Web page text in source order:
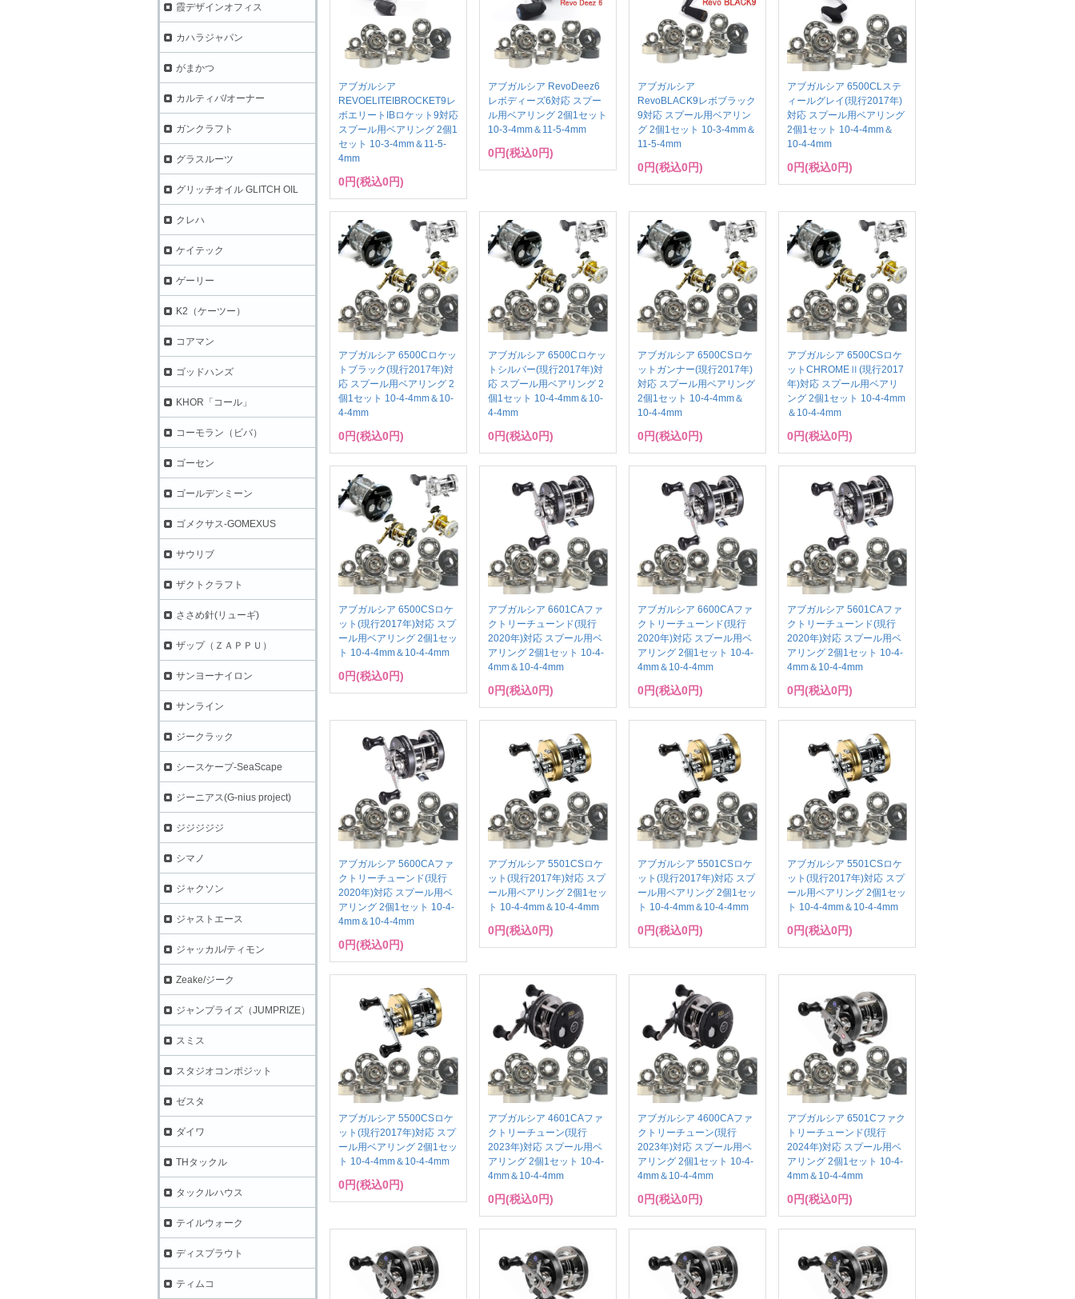
アブガルシア
REVOELITEIBROCKET9レ
ボエリートIBロケット9対応
スプール用ベアリング 2個1
セット 10-3-4mm＆11-5-
4mm
0円(税込0円)
アブガルシア RevoDeez6
レボディーズ6対応 スプー
ル用ベアリング 2個1セット
10-3-4mm＆11-5-4mm
0円(税込0円)
アブガルシア
RevoBLACK9レボブラック
9対応 スプール用ベアリン
グ 2個1セット 10-3-4mm＆
11-5-4mm
0円(税込0円)
アブガルシア 6500CLステ
ィールグレイ(現行2017年)
対応 スプール用ベアリング
2個1セット 10-4-4mm＆
10-4-4mm
0円(税込0円)
アブガルシア 6500Cロケッ
トブラック(現行2017年)対
応 スプール用ベアリング 2
個1セット 10-4-4mm＆10-
4-4mm
0円(税込0円)
アブガルシア 6500Cロケッ
トシルバー(現行2017年)対
応 スプール用ベアリング 2
個1セット 10-4-4mm＆10-
4-4mm
0円(税込0円)
アブガルシア 6500CSロケ
ットガンナー(現行2017年)
対応 スプール用ベアリング
2個1セット 10-4-4mm＆
10-4-4mm
0円(税込0円)
アブガルシア 6500CSロケ
ットCHROMEⅡ(現行2017
年)対応 スプール用ベアリ
ング 2個1セット 10-4-4mm
＆10-4-4mm
0円(税込0円)
アブガルシア 6500CSロケ
ット(現行2017年)対応 スプ
ール用ベアリング 2個1セッ
ト 10-4-4mm＆10-4-4mm
0円(税込0円)
アブガルシア 6601CAファ
クトリーチューンド(現行
2020年)対応 スプール用ベ
アリング 2個1セット 10-4-
4mm＆10-4-4mm
0円(税込0円)
アブガルシア 6600CAファ
クトリーチューンド(現行
2020年)対応 スプール用ベ
アリング 2個1セット 10-4-
4mm＆10-4-4mm
0円(税込0円)
アブガルシア 5601CAファ
クトリーチューンド(現行
2020年)対応 スプール用ベ
アリング 2個1セット 10-4-
4mm＆10-4-4mm
0円(税込0円)
アブガルシア 5600CAファ
クトリーチューンド(現行
2020年)対応 スプール用ベ
アリング 2個1セット 10-4-
4mm＆10-4-4mm
0円(税込0円)
アブガルシア 5501CSロケ
ット(現行2017年)対応 スプ
ール用ベアリング 2個1セッ
ト 10-4-4mm＆10-4-4mm
0円(税込0円)
アブガルシア 5501CSロケ
ット(現行2017年)対応 スプ
ール用ベアリング 2個1セッ
ト 10-4-4mm＆10-4-4mm
0円(税込0円)
アブガルシア 5501CSロケ
ット(現行2017年)対応 スプ
ール用ベアリング 2個1セッ
ト 10-4-4mm＆10-4-4mm
0円(税込0円)
アブガルシア 5500CSロケ
ット(現行2017年)対応 スプ
ール用ベアリング 2個1セッ
ト 10-4-4mm＆10-4-4mm
0円(税込0円)
アブガルシア 4601CAファ
クトリーチューン(現行
2023年)対応 スプール用ベ
アリング 2個1セット 10-4-
4mm＆10-4-4mm
0円(税込0円)
アブガルシア 4600CAファ
クトリーチューン(現行
2023年)対応 スプール用ベ
アリング 2個1セット 10-4-
4mm＆10-4-4mm
0円(税込0円)
アブガルシア 6501Cファク
トリーチューンド(現行
2024年)対応 スプール用ベ
アリング 2個1セット 10-4-
4mm＆10-4-4mm
0円(税込0円)
霞デザインオフィス
カハラジャパン
がまかつ
カルティバ/オーナー
ガンクラフト
グラスルーツ
グリッチオイル GLITCH OIL
クレハ
ケイテック
ゲーリー
K2（ケーツー）
コアマン
ゴッドハンズ
KHOR「コール」
コーモラン（ビバ）
ゴーセン
ゴールデンミーン
ゴメクサス-GOMEXUS
サウリブ
ザクトクラフト
ささめ針(リューギ)
ザップ（ＺＡＰＰＵ）
サンヨーナイロン
サンライン
ジークラック
シースケープ-SeaScape
ジーニアス(G-nius project)
ジジジジジ
シマノ
ジャクソン
ジャストエース
ジャッカル/ティモン
Zeake/ジーク
ジャンプライズ（JUMPRIZE）
スミス
スタジオコンポジット
ゼスタ
ダイワ
THタックル
タックルハウス
テイルウォーク
ディスプラウト
ティムコ